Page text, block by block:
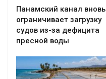
Панамский канал вновь
ограничивает загрузку
судов из-за дефицита
пресной воды